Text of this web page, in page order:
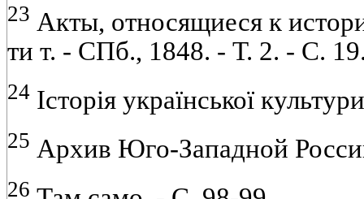
23 Акты, относящиеся к
ти т. - СПб., 1848. - Т. 2. - С.
24 Історія української
25 Архив Юго-Западной
26